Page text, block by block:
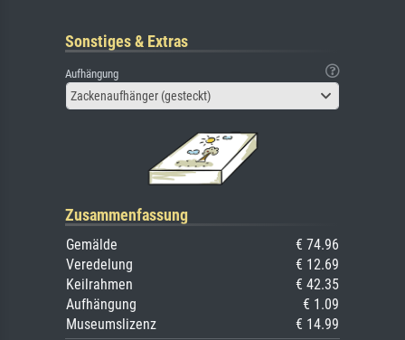
Sonstiges & Extras
Aufhängung
Zackenaufhänger (gesteckt)
Zusammenfassung
Gemälde
€ 74.96
Veredelung
€ 12.69
Keilrahmen
€ 42.35
Aufhängung
€ 1.09
Museumslizenz
€ 14.99